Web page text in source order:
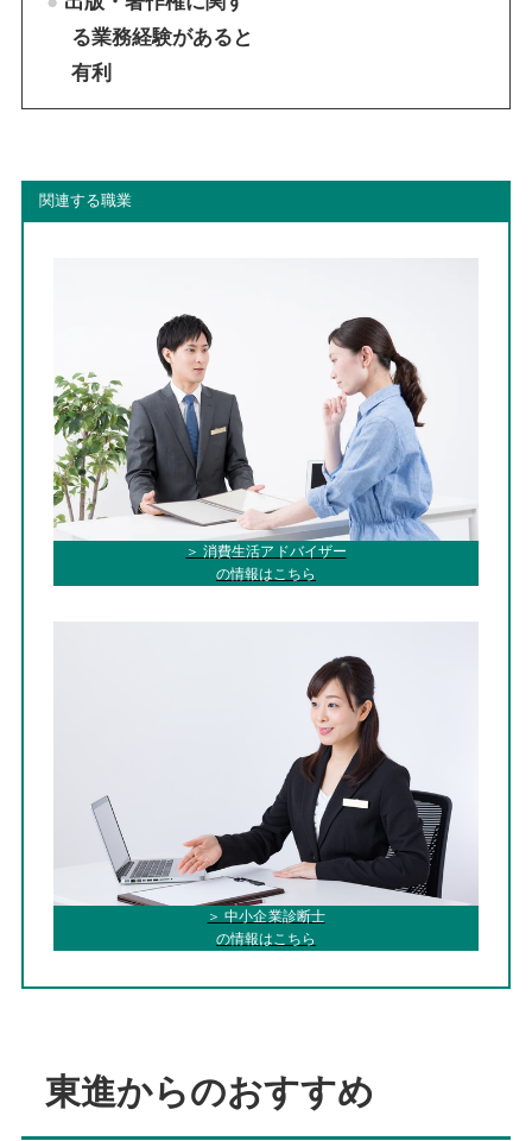
る業務経験があると
有利
関連する職業
＞ 消費生活アドバイザー
の情報はこちら
＞ 中小企業診断士
の情報はこちら
東進からのおすすめ